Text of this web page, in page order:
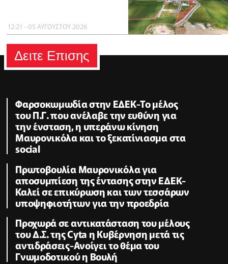
12:21 - 05 ΑΥΓΟΥΣΤΟΥ 2026
Δειτε Επισης
Φαρσοκωμωδία στην ΕΔΕΚ-Το μέλος
του Π.Γ. που ανέλαβε την ευθύνη για
την ένσταση, η υπεράνω κίνηση
Μαυρονικόλα και το ξεκατίνιασμα στα
social
Πρωτοβουλία Μαυρονικόλα για
αποσυμπίεση της έντασης στην ΕΔΕΚ-
Καλεί σε επικύρωση και των τεσσάρων
υποψηφιοτήτων για την προεδρία
Προχωρά σε αντικατάσταση του μέλους
του Δ.Σ. της Cyta η Κυβέρνηση μετά τις
αντιδράσεις-Ανοίγει το θέμα του
Γνωμοδοτικού η Βουλή